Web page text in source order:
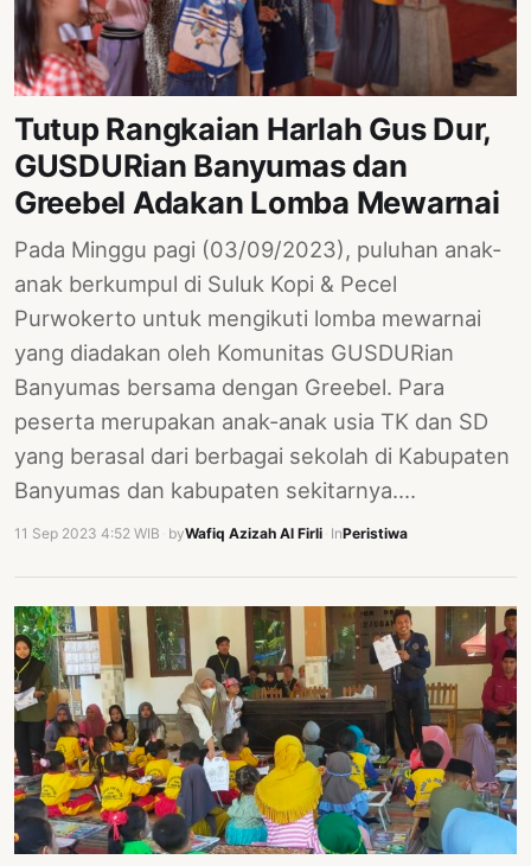
Tutup Rangkaian Harlah Gus Dur,
GUSDURian Banyumas dan
Greebel Adakan Lomba Mewarnai
Pada Minggu pagi (03/09/2023), puluhan anak-
anak berkumpul di Suluk Kopi & Pecel
Purwokerto untuk mengikuti lomba mewarnai
yang diadakan oleh Komunitas GUSDURian
Banyumas bersama dengan Greebel. Para
peserta merupakan anak-anak usia TK dan SD
yang berasal dari berbagai sekolah di Kabupaten
Banyumas dan kabupaten sekitarnya.…
11 Sep 2023 4:52 WIB byWafiq Azizah Al Firli InPeristiwa